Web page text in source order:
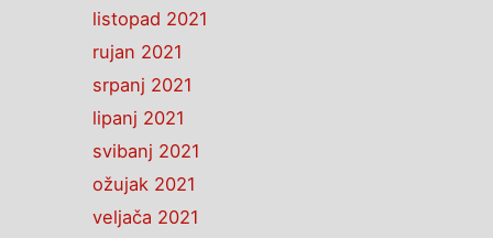
listopad 2021
rujan 2021
srpanj 2021
lipanj 2021
svibanj 2021
ožujak 2021
veljača 2021